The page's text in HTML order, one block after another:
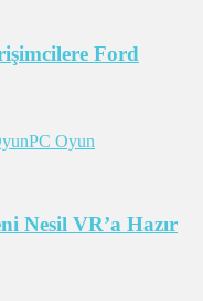
Ford
PC Oyun
Nesil VR’a Hazır